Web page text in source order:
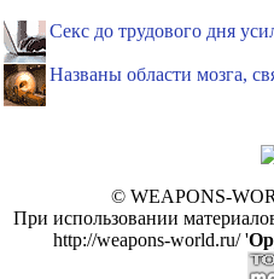
Секс до трудового дня
Названы области мозга,
© WEAPONS-
При использовании
http://weapons-world.ru/ '